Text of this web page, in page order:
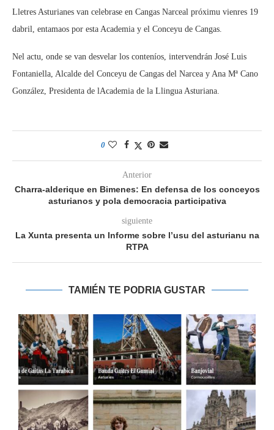
Lletres Asturianes van celebrase en Cangas Narceal próximu vienres 19
dabril, entamaos por esta Academia y el Conceyu de Cangas.
Nel actu, onde se van desvelar los conteníos, intervendrán José Luis
Fontaniella, Alcalde del Conceyu de Cangas del Narcea y Ana Mª Cano
González, Presidenta de lAcademia de la Llingua Asturiana.
0
Anterior
Charra-alderique en Bimenes: En defensa de los conceyos
asturianos y pola democracia participativa
siguiente
La Xunta presenta un Informe sobre l’usu del asturianu na
RTPA
TAMIÉN TE PODRIA GUSTAR